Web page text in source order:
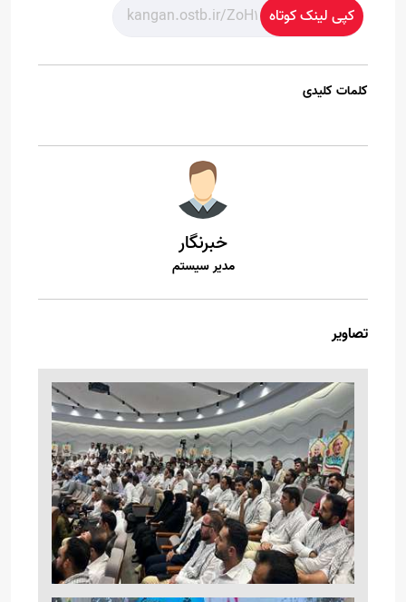
کپی لینک کوتاه
کلمات کلیدی
خبرنگار
مدیر سیستم
تصاویر